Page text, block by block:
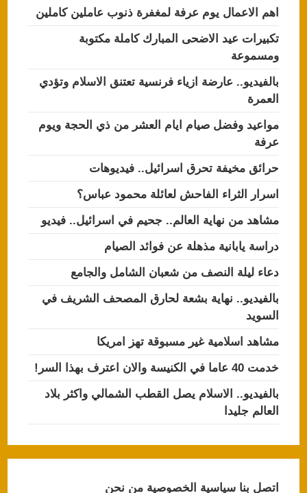
اهم الاعمال يوم عرفة لمغفرة ذنوب عاملين كاملين
تكبيرات عيد الاضحى المبارك كاملة مكتوبة
ومسموعة
بالفيديو.. عارضة ازياء فرنسية تعتنق الاسلام وتؤدي
العمرة
مواعيد وفضل صيام ايام العشر من ذي الحجة ويوم
عرفة
حرائق مخيفة تحرق اسرائيل.. فيديوهات
اسرار الثراء الفاحش لعائلة محمود عباس؟
مشاهد من نهاية العالم.. جحيم في اسرائيل.. فيديو
دراسة يابانية مذهلة عن فوائد الصيام
دعاء ليلة النصف من شعبان الشامل والجامع
بالفيديو.. نهاية بشعة لحارق المصحف الشريف في
السويد
مشاهد اسلامية غير مسبوقة تهز امريكا
خدمت 40 عاما في الكنيسة والان اعترف بهذا السر!
بالفيديو.. الاسلام يصل القطب الشمالي واكثر بلاد
العالم جليدا
اتصل بناسياسية الخصوصيةمن نحن